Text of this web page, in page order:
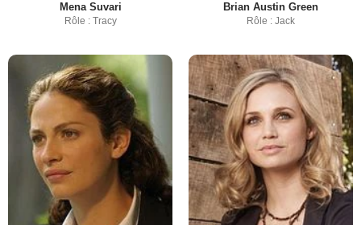
Mena Suvari
Rôle : Tracy
Brian Austin Green
Rôle : Jack